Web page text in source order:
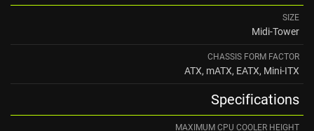
SIZE
Midi-Tower
CHASSIS FORM FACTOR
ATX, mATX, EATX, Mini-ITX
Specifications
MAXIMUM CPU COOLER HEIGHT